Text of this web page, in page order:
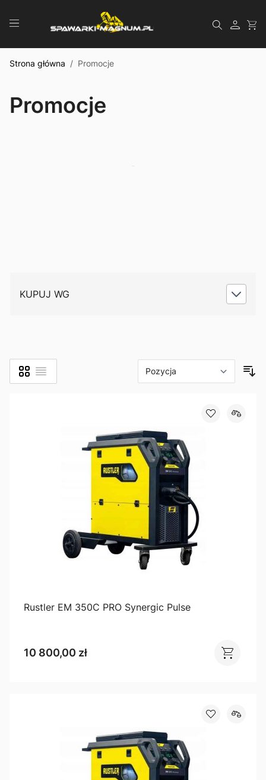
Szukaj
Strona główna / Promocje
Promocje
KUPUJ WG
Zobacz jako
SiatkaLista
Rustler EM 350C PRO Synergic Pulse
10 800,00 zł